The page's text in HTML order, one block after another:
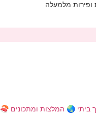
מלמעלה
ביתי 🌏 המלצות ומתכונים 🍣